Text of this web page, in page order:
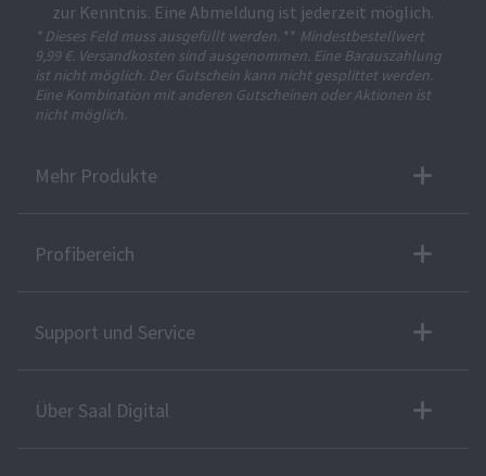
zur Kenntnis. Eine Abmeldung ist jederzeit möglich.
* Dieses Feld muss ausgefüllt werden. ** Mindestbestellwert
9,99 €. Versandkosten sind ausgenommen. Eine Barauszahlung
ist nicht möglich. Der Gutschein kann nicht gesplittet werden.
Eine Kombination mit anderen Gutscheinen oder Aktionen ist
nicht möglich.
Mehr Produkte
Profibereich
Support und Service
Über Saal Digital